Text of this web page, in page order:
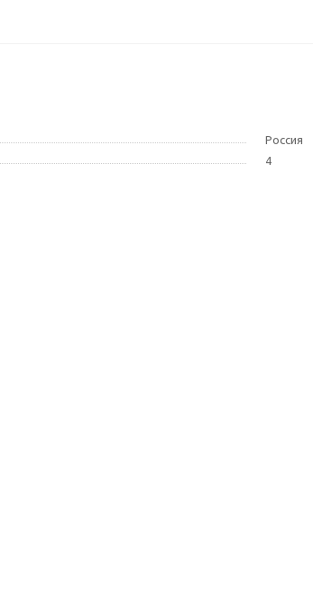
Россия
4